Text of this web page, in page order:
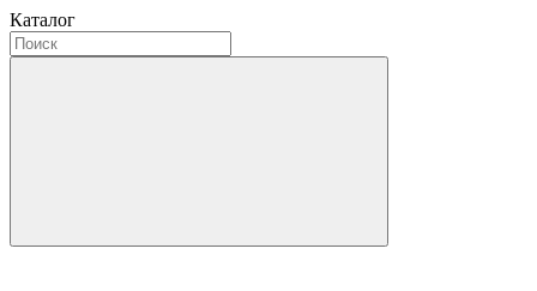
Каталог